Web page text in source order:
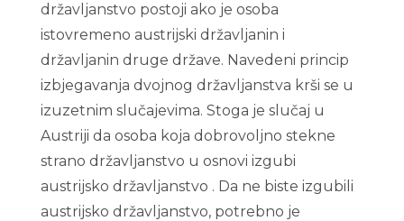
državljanstvo postoji ako je osoba
istovremeno austrijski državljanin i
državljanin druge države. Navedeni princip
izbjegavanja dvojnog državljanstva krši se u
izuzetnim slučajevima. Stoga je slučaj u
Austriji da osoba koja dobrovoljno stekne
strano državljanstvo u osnovi izgubi
austrijsko državljanstvo . Da ne biste izgubili
austrijsko državljanstvo, potrebno je